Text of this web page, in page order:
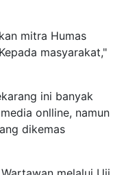
mitra Humas
masyarakat,"
ini banyak
onlline, namun
dikemas